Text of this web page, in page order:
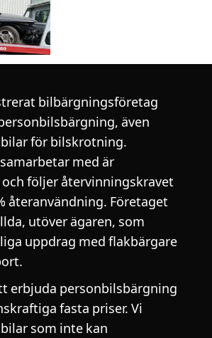
bilbärgningsföretag
även
för bilskrotning.
med är
följer återvinningskravet
återanvändning. Företaget
utöver ägaren, som
uppdrag med flakbärgare
erbjuda personbilsbärgning
fasta priser. Vi
som inte kan